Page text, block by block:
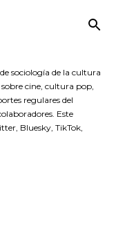
sociología de la cultura
cine, cultura pop,
regulares del
Este
Bluesky, TikTok,